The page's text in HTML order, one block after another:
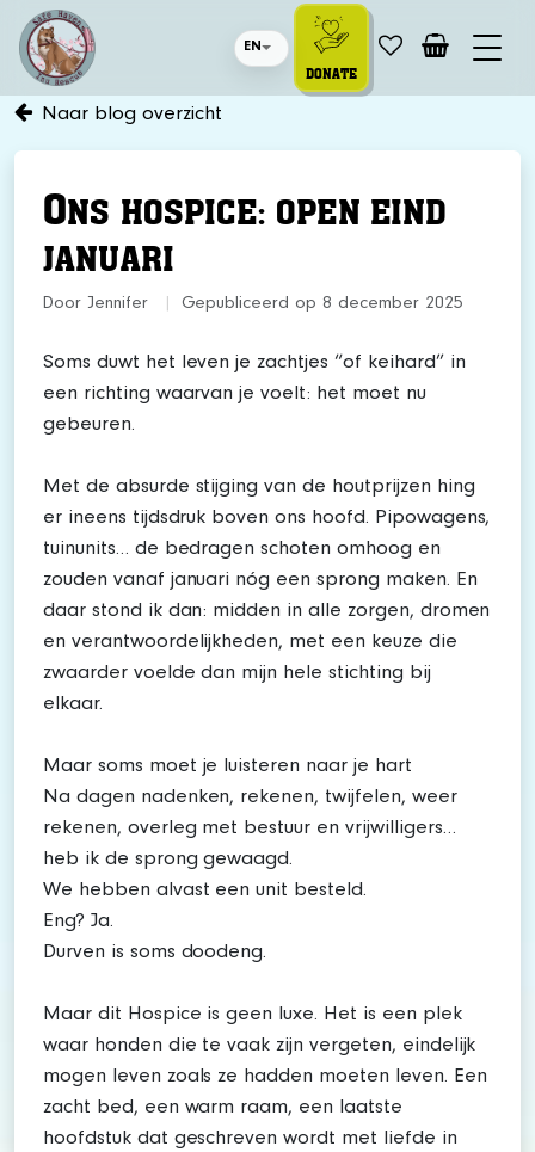
EN
DONATE
Naar blog overzicht
ONS HOSPICE: OPEN EIND
JANUARI
Door Jennifer Gepubliceerd op 8 december 2025
Soms duwt het leven je zachtjes “of keihard” in
een richting waarvan je voelt: het moet nu
gebeuren.
Met de absurde stijging van de houtprijzen hing
er ineens tijdsdruk boven ons hoofd. Pipowagens,
tuinunits… de bedragen schoten omhoog en
zouden vanaf januari nóg een sprong maken. En
daar stond ik dan: midden in alle zorgen, dromen
en verantwoordelijkheden, met een keuze die
zwaarder voelde dan mijn hele stichting bij
elkaar.
Maar soms moet je luisteren naar je hart
Na dagen nadenken, rekenen, twijfelen, weer
rekenen, overleg met bestuur en vrijwilligers…
heb ik de sprong gewaagd.
We hebben alvast een unit besteld.
Eng? Ja.
Durven is soms doodeng.
Maar dit Hospice is geen luxe. Het is een plek
waar honden die te vaak zijn vergeten, eindelijk
mogen leven zoals ze hadden moeten leven. Een
zacht bed, een warm raam, een laatste
hoofdstuk dat geschreven wordt met liefde in